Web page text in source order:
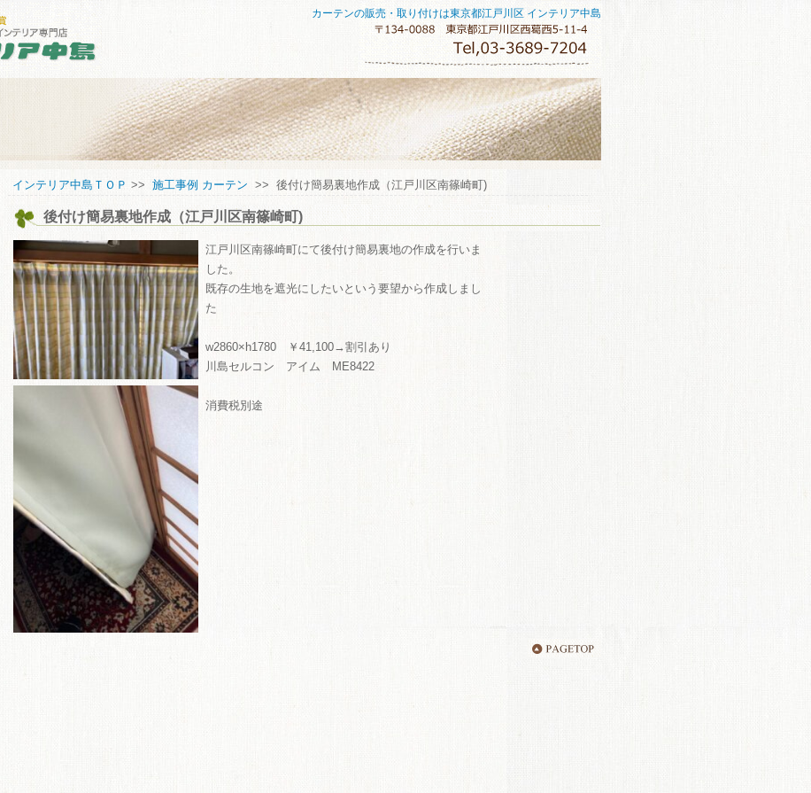
カーテンの販売・取り付けは東京都江戸川区 インテリア中島
アクセスマップ
安心してご購入していただくために
お問い合わせ
インテリア中島ＴＯＰ >> 施工事例 カーテン >> 後付け簡易裏地作成（江戸川区南篠崎町)
後付け簡易裏地作成（江戸川区南篠崎町)
江戸川区南篠崎町にて後付け簡易裏地の作成を行いま
した。
既存の生地を遮光にしたいという要望から作成しまし
た
w2860×h1780 ￥41,100→割引あり
川島セルコン アイム ME8422
消費税別途